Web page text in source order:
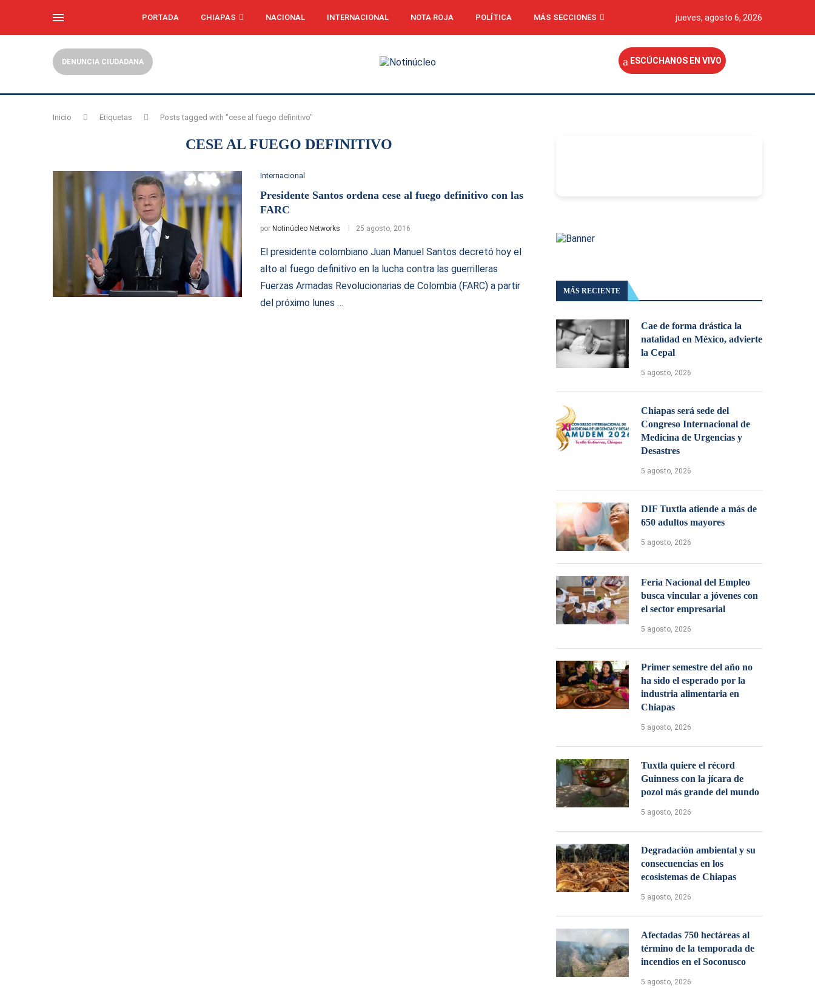
PORTADA CHIAPAS NACIONAL INTERNACIONAL NOTA ROJA POLÍTICA MÁS SECCIONES jueves, agosto 6, 2026
DENUNCIA CIUDADANA ESCÚCHANOS EN VIVO
Inicio Etiquetas Posts tagged with "cese al fuego definitivo"
CESE AL FUEGO DEFINITIVO
Internacional
Presidente Santos ordena cese al fuego definitivo con las
FARC
por Notinúcleo Networks 25 agosto, 2016
El presidente colombiano Juan Manuel Santos decretó hoy el
alto al fuego definitivo en la lucha contra las guerrilleras
Fuerzas Armadas Revolucionarias de Colombia (FARC) a partir
del próximo lunes …
MÁS RECIENTE
Cae de forma drástica la
natalidad en México, advierte
la Cepal
5 agosto, 2026
Chiapas será sede del
Congreso Internacional de
Medicina de Urgencias y
Desastres
5 agosto, 2026
DIF Tuxtla atiende a más de
650 adultos mayores
5 agosto, 2026
Feria Nacional del Empleo
busca vincular a jóvenes con
el sector empresarial
5 agosto, 2026
Primer semestre del año no
ha sido el esperado por la
industria alimentaria en
Chiapas
5 agosto, 2026
Tuxtla quiere el récord
Guinness con la jícara de
pozol más grande del mundo
5 agosto, 2026
Degradación ambiental y su
consecuencias en los
ecosistemas de Chiapas
5 agosto, 2026
Afectadas 750 hectáreas al
término de la temporada de
incendios en el Soconusco
5 agosto, 2026